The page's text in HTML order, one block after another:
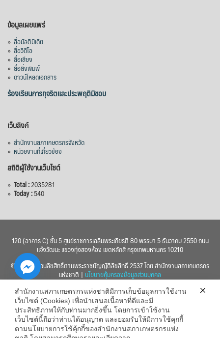
ข้อมูลเผยแพร่
» สื่อมัลติมีเดีย
» สื่อวิดีโอ
» สื่อเสียง
» สื่อสิ่งพิมพ์
» ดาวน์โหลดเอกสาร
ร้องเรียนการทุจริตและประพฤติมิชอบ
เว็บลิงก์
» สำนักงานสภาเกษตรกรจังหวัด
» หน่วยงานที่เกี่ยวข้อง
สถิติผู้ใช้งานเว็บไซต์
» Total :2035281
» Today :540
120 (อาคาร C) ชั้น 5 ศูนย์ราชการเฉลิมพระเกียรติ 80 พรรษา 5 ธันวาคม 2550 ถนน
แจ้งวัฒนะ แขวงทุ่งสองห้อง เขตหลักสี่ กรุงเทพมหานคร 10210
© 2560 สงวนลิขสิทธิ์ตามพระราชบัญญัติลิขสิทธิ์ 2537 โดย สำนักงานสภาเกษตรกร
แห่งชาติ | นโยบายคุ้มครองข้อมูลส่วนบุคคล
สำนักงานสภาเกษตรกรแห่งชาติมีการเก็บข้อมูลการใช้งาน
เว็บไซต์ (Cookies) เพื่อนำเสนอเนื้อหาที่ดีและมี
ประสิทธิภาพให้กับท่านมากยิ่งขึ้น โดยการเข้าใช้งาน
เว็บไซต์นี้ถือว่าท่านได้อนุญาต และยอมรับให้มีการใช้คุกกี้
ตามนโยบายการใช้คุ้กกี้ของสำนักงานสภาเกษตรกรแห่ง
chaty